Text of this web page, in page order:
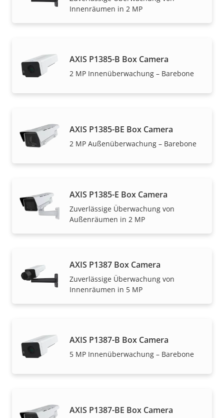
Innenräumen in 2 MP
AXIS P1385-B Box Camera
2 MP Innenüberwachung – Barebone
AXIS P1385-BE Box Camera
2 MP Außenüberwachung – Barebone
AXIS P1385-E Box Camera
Zuverlässige Überwachung von
Außenräumen in 2 MP
AXIS P1387 Box Camera
Zuverlässige Überwachung von
Innenräumen in 5 MP
AXIS P1387-B Box Camera
5 MP Innenüberwachung – Barebone
AXIS P1387-BE Box Camera